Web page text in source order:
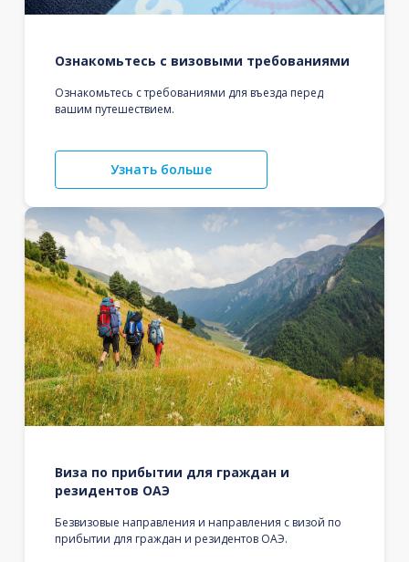
Ознакомьтесь с визовыми требованиями
Ознакомьтесь с требованиями для въезда перед
вашим путешествием.
Узнать больше
Виза по прибытии для граждан и
резидентов ОАЭ
Безвизовые направления и направления с визой по
прибытии для граждан и резидентов ОАЭ.